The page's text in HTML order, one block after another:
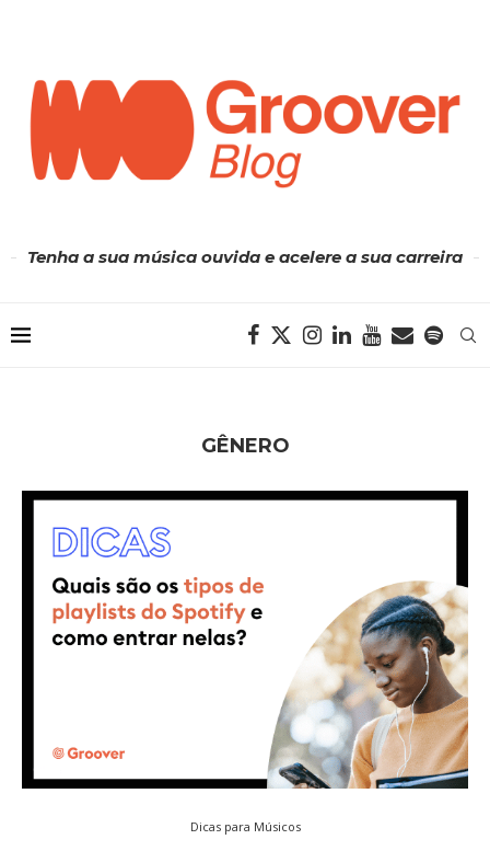
Tenha a sua música ouvida e acelere a sua carreira
GÊNERO
Dicas para Músicos